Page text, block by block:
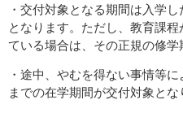
・交付対象となる期間は入学
となります。ただし、教育課
ている場合は、その正規の修学
・途中、やむを得ない事情等
までの在学期間が交付対象とな